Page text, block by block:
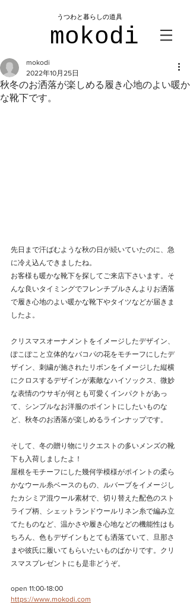
mokodi
​うつわと暮らしの道具
秋冬のお洒落が楽しめる履き心地のよい暖か
な靴下です。
mokodi
2022年10月25日
先日まで汗ばむような秋の日が続いていたのに、急
に冷え込んできましたね。
お客様も暖かな靴下を探してご来店下さいます。そ
んな良いタイミングでフレンチブルさんよりお洒落
で履き心地のよい暖かな靴下やタイツなどが届きま
したよ。
クリスマスオーナメントをイメージしたデザイン、
ぽこぽこと立体的なバコパの花をモチーフにしたデ
ザイン、刺繍が施されたリボンをイメージした縦横
にクロスするデザインが素敵なハイソックス、微妙
な表情のウサギが何とも可愛くインパクトがあっ
て、シンプルなお洋服のポイントにしたいものな
ど、秋冬のお洒落が楽しめるラインナップです。
そして、冬の贈り物にリクエストの多いメンズの靴
下も入荷しましたよ！
屋根をモチーフにした幾何学模様がポイントの柔ら
かなウール糸ベースのもの、ルバーブをイメージし
たカシミア混ウール素材で、切り替えた配色のスト
ライプ柄、シェットランドウールリネン糸で編み立
てたものなど、温かさや履き心地などの機能性はも
ちろん、色もデザインもとても洒落ていて、旦那さ
まや彼氏に履いてもらいたいものばかりです。クリ
スマスプレゼントにも是非どうぞ。
open 11:00-18:00
https://www.mokodi.com